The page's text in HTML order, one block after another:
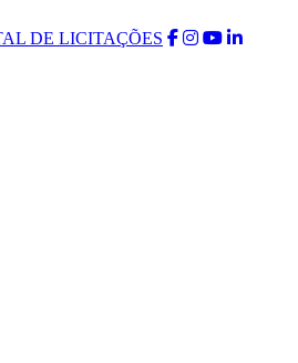
DE LICITAÇÕES